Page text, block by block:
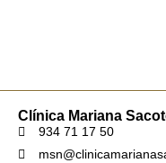
Clínica Mariana
934 71 17 50